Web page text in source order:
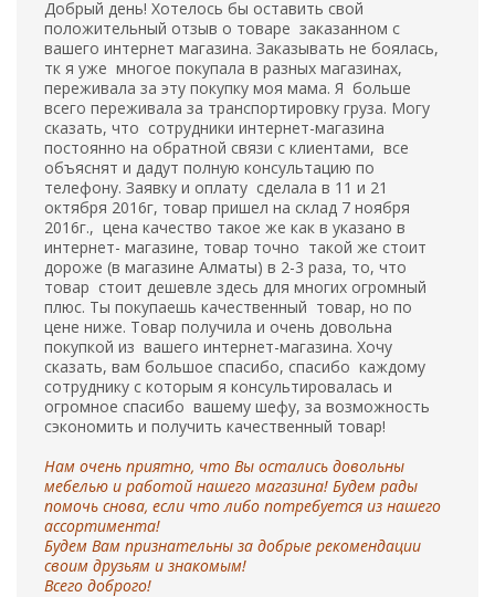
Добрый день! Хотелось бы оставить свой
положительный отзыв о товаре заказанном с
вашего интернет магазина. Заказывать не боялась,
тк я уже многое покупала в разных магазинах,
переживала за эту покупку моя мама. Я больше
всего переживала за транспортировку груза. Могу
сказать, что сотрудники интернет-магазина
постоянно на обратной связи с клиентами, все
объяснят и дадут полную консультацию по
телефону. Заявку и оплату сделала в 11 и 21
октября 2016г, товар пришел на склад 7 ноября
2016г., цена качество такое же как в указано в
интернет- магазине, товар точно такой же стоит
дороже (в магазине Алматы) в 2-3 раза, то, что
товар стоит дешевле здесь для многих огромный
плюс. Ты покупаешь качественный товар, но по
цене ниже. Товар получила и очень довольна
покупкой из вашего интернет-магазина. Хочу
сказать, вам большое спасибо, спасибо каждому
сотруднику с которым я консультировалась и
огромное спасибо вашему шефу, за возможность
сэкономить и получить качественный товар!
Нам очень приятно, что Вы остались довольны
мебелью и работой нашего магазина! Будем рады
помочь снова, если что либо потребуется из нашего
ассортимента!
Будем Вам признательны за добрые рекомендации
своим друзьям и знакомым!
Всего доброго!